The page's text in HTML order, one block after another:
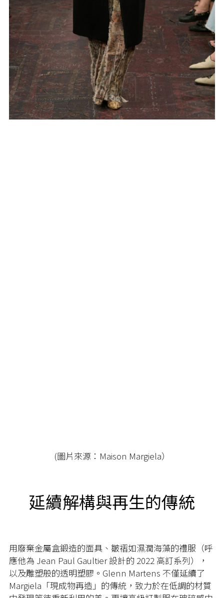
(圖片來源：Maison Margiela）
延續解構與再生的傳統
用廢棄金屬盒鍛造的面具、皺褶如濕潤海藻的禮服（呼
應他為 Jean Paul Gaultier 設計的 2022 高訂系列），
以及雕塑般的透明塑膠。Glenn Martens 不僅延續了
Margiela「現成物再造」的傳統，致力於在低調的材質